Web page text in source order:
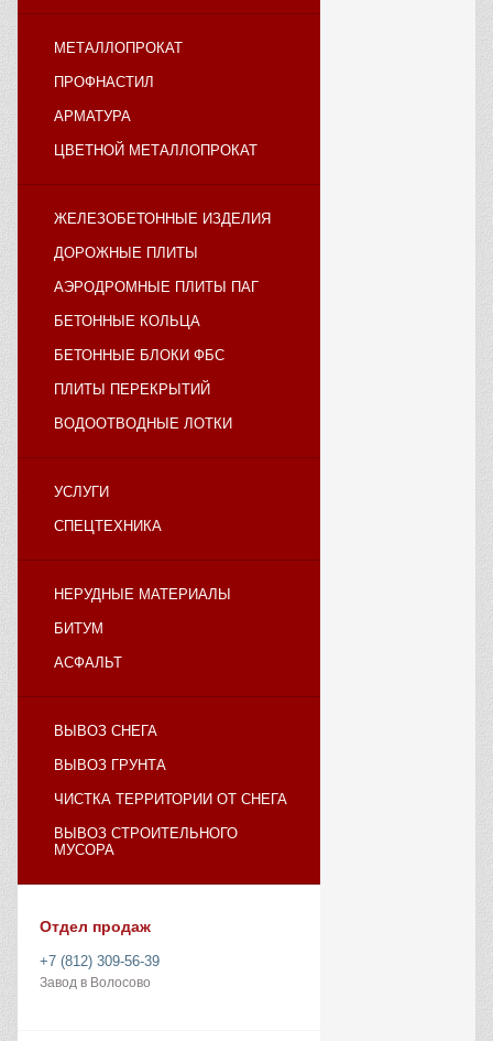
МЕТАЛЛОПРОКАТ
ПРОФНАСТИЛ
АРМАТУРА
ЦВЕТНОЙ МЕТАЛЛОПРОКАТ
ЖЕЛЕЗОБЕТОННЫЕ ИЗДЕЛИЯ
ДОРОЖНЫЕ ПЛИТЫ
АЭРОДРОМНЫЕ ПЛИТЫ ПАГ
БЕТОННЫЕ КОЛЬЦА
БЕТОННЫЕ БЛОКИ ФБС
ПЛИТЫ ПЕРЕКРЫТИЙ
ВОДООТВОДНЫЕ ЛОТКИ
УСЛУГИ
СПЕЦТЕХНИКА
НЕРУДНЫЕ МАТЕРИАЛЫ
БИТУМ
АСФАЛЬТ
ВЫВОЗ СНЕГА
ВЫВОЗ ГРУНТА
ЧИСТКА ТЕРРИТОРИИ ОТ СНЕГА
ВЫВОЗ СТРОИТЕЛЬНОГО
МУСОРА
Отдел продаж
+7 (812) 309-56-39
Завод в Волосово